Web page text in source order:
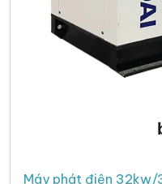
Máy phát điện 32kw/